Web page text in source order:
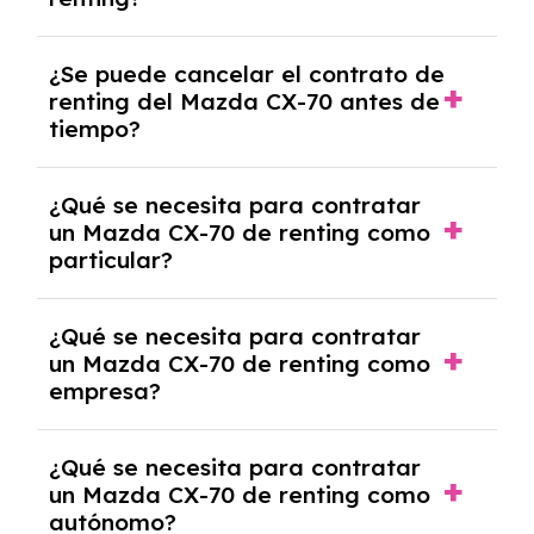
mensuales.
tendrás que pagar ningún tipo de entrada
salvo en casos que lo exija el proveedor
debido al resultado del estudio de viabilidad
económica.
¿Se puede cancelar el contrato de
renting del Mazda CX-70 antes de
tiempo?
pero puede haber penalizaciones por
cancelación anticipada. Es importante revisar
las condiciones del contrato y hablar con un
experto que te asesore.
¿Qué se necesita para contratar
un Mazda CX-70 de renting como
particular?
y, en algunos casos, una consulta de solvencia
crediticia y un pago inicial.
¿Qué se necesita para contratar
un Mazda CX-70 de renting como
empresa?
documentación financiera y, en algunos
casos, un informe de solvencia de la empresa
¿Qué se necesita para contratar
un Mazda CX-70 de renting como
autónomo?